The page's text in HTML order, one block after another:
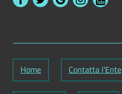
Home Contatta l'Ente